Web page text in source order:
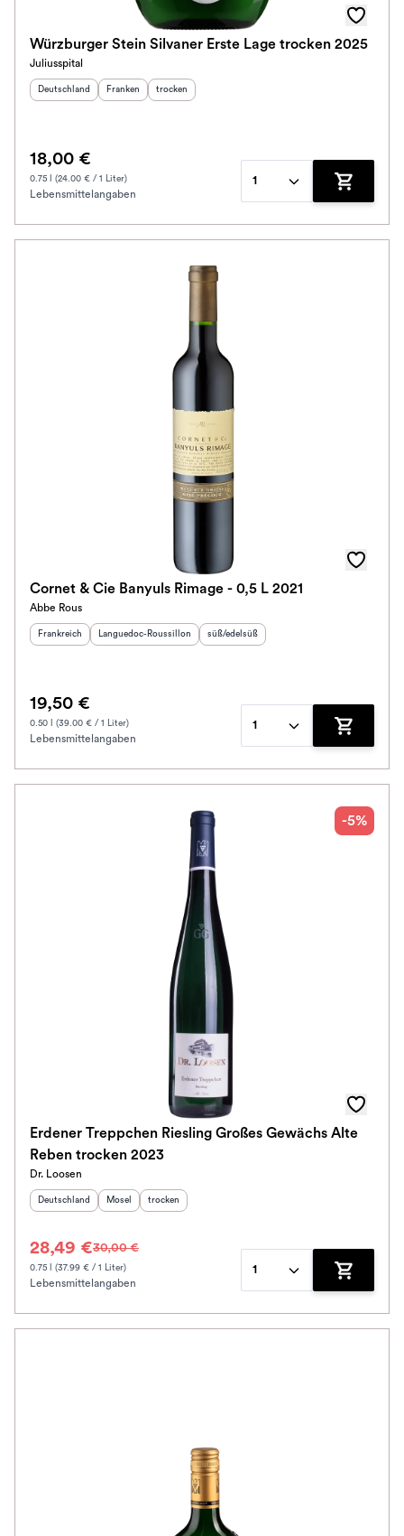
Würzburger Stein Silvaner Erste Lage trocken 2025
Juliusspital
Herkunftsland
Deutschland Herkunftsregion:
Franken Geschmack
trocken
18,00 €
0.75 l (24.00 € / 1 Liter)
Lebensmittelangaben
1
Zum
Cornet & Cie Banyuls Rimage - 0,5 L 2021
Abbe Rous
Herkunftsland
Frankreich Herkunftsregion:
Languedoc-Roussillon Geschmack:
süß/edelsüß
19,50 €
0.50 l (39.00 € / 1 Liter)
Lebensmittelangaben
1
Zum
-5%
Erdener Treppchen Riesling Großes Gewächs Alte
Reben trocken 2023
Dr. Loosen
Herkunftsland
Deutschland Herkunftsregion:
Mosel Geschmack
trocken
28,49 €30,00 €
0.75 l (37.99 € / 1 Liter)
Lebensmittelangaben
1
Zum